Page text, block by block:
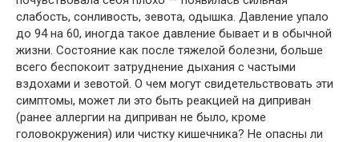
слабость, сонливость, зевота, одышка. Давление упало
до 94 на 60, иногда такое давление бывает и в обычной
жизни. Состояние как после тяжелой болезни, больше
всего беспокоит затруднение дыхания с частыми
вздохами и зевотой. О чем могут свидетельствовать эти
симптомы, может ли это быть реакцией на диприван
(ранее аллергии на диприван не было, кроме
головокружения) или чистку кишечника? Не опасны ли